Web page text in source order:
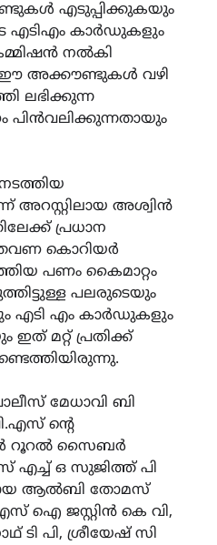
എടുപ്പിക്കുകയും
കാർഡുകളും
നൽകി
അക്കൗണ്ടുകൾ വഴി
ലഭിക്കുന്ന
പിൻവലിക്കുന്നതായും
അശ്വിൻ
പ്രധാന
തവണ കൊറിയർ
പണം കൈമാറ്റം
പലരുടെയും
എടി എം കാർഡുകളും
മറ്റ് പ്രതിക്ക്
മേധാവി ബി
ന്റെ
റൂറൽ സൈബർ
എച്ച് ഒ സുജിത്ത് പി
ആൽബി തോമസ്
എസ് ഐ ജസ്റ്റിൻ കെ വി,
ടി പി, ശ്രീയേഷ് സി